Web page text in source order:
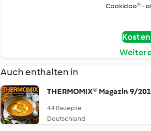
Cookidoo® -
Auch enthalten in
THERMOMIX® Magazin 9/
44 Rezepte
Deutschland